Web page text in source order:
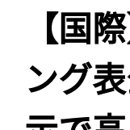
【国
ング